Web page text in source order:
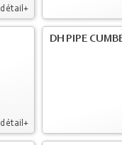
détail+
détail+
DH PIPE